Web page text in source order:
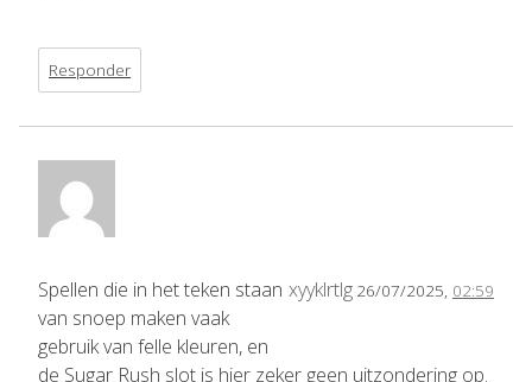
Responder
xyyklrtlg 26/07/2025, 02:59
Spellen die in het teken staan
van snoep maken vaak
gebruik van felle kleuren, en
de Sugar Rush slot is hier zeker geen uitzondering op.